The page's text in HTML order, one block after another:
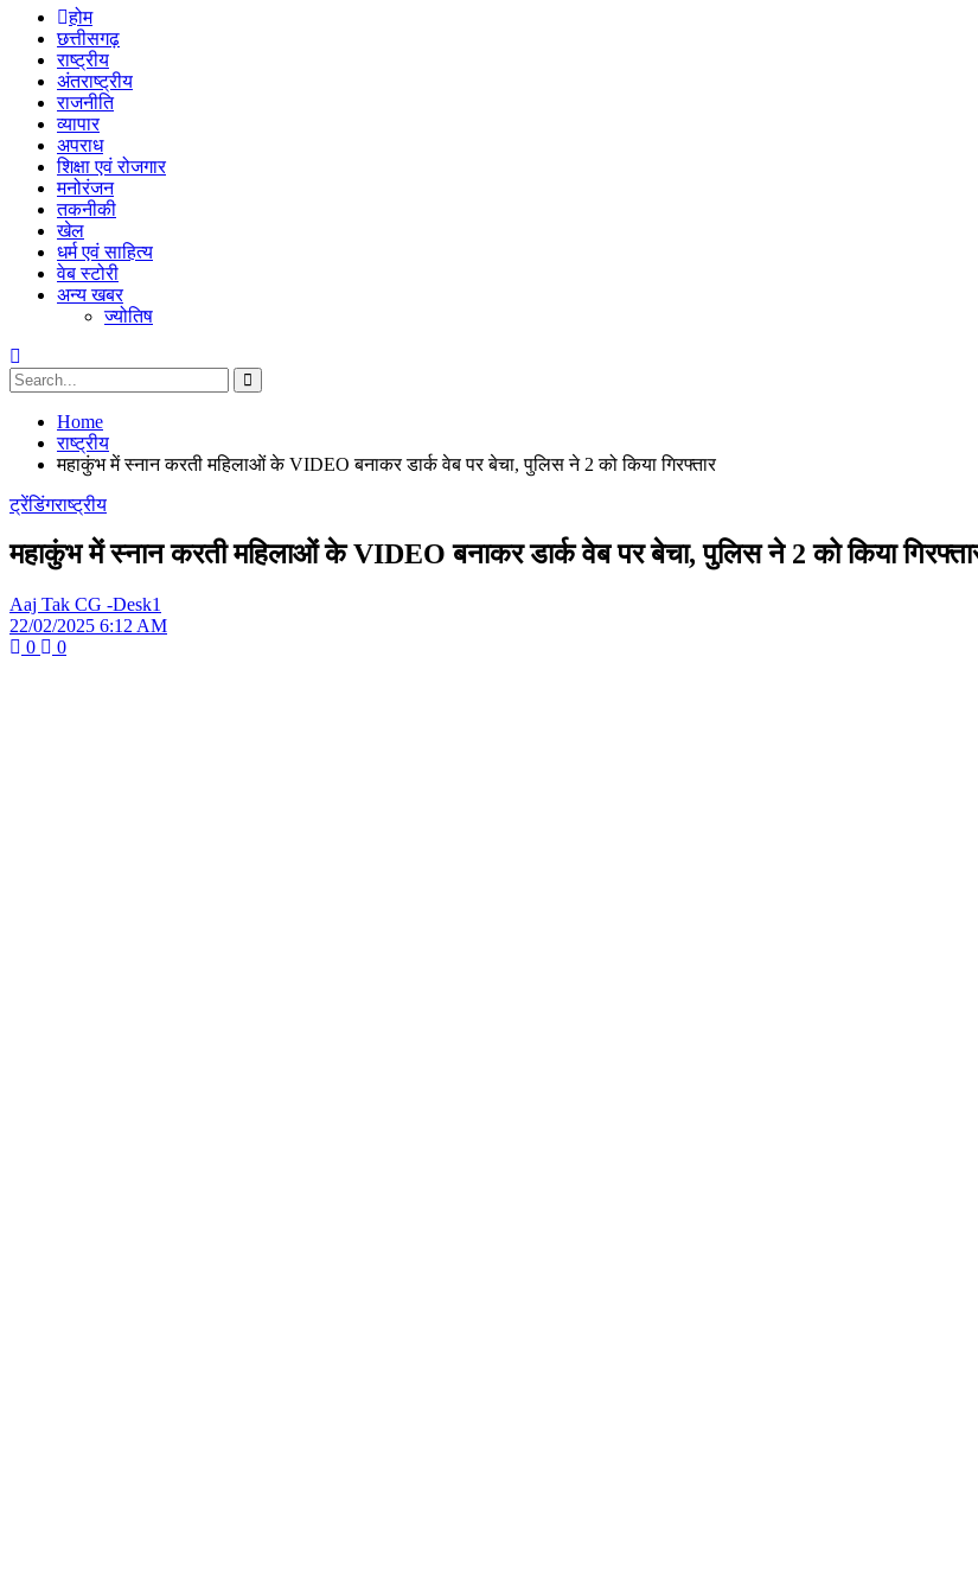
होम
छत्तीसगढ़
राष्ट्रीय
अंतराष्ट्रीय
राजनीति
व्यापार
अपराध
शिक्षा एवं रोजगार
मनोरंजन
तकनीकी
खेल
धर्म एवं साहित्य
वेब स्टोरी
अन्य खबर
ज्योतिष
Home
राष्ट्रीय
महाकुंभ में स्नान करती महिलाओं के VIDEO बनाकर डार्क वेब पर बेचा, पुलिस ने 2 को किया गिरफ्तार
ट्रेंडिंगराष्ट्रीय
महाकुंभ में स्नान करती महिलाओं के VIDEO बनाकर डार्क वेब पर बेचा, पुलिस ने 2 को किया
Aaj Tak CG -Desk1
22/02/2025 6:12 AM
0
0